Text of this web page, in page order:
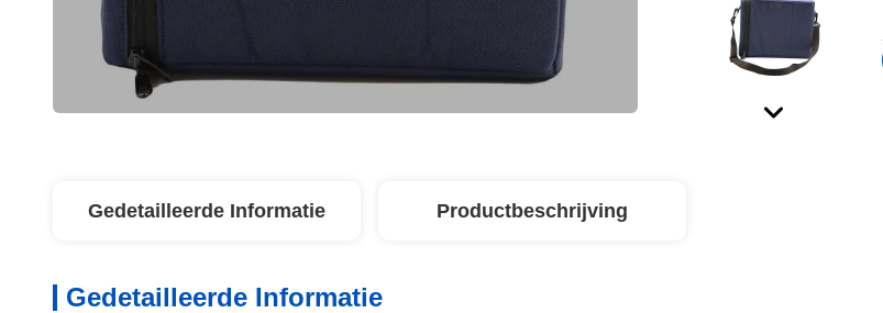
Gedetailleerde Informatie Productbeschrijving
Gedetailleerde Informatie